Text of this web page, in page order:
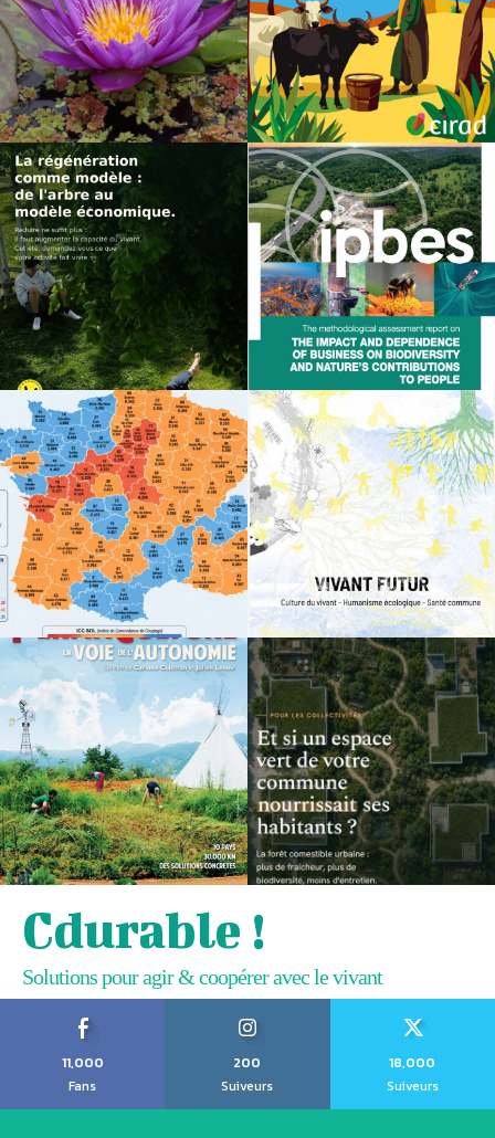
Cdurable !
Solutions pour agir & coopérer avec le vivant
11,000
Fans
200
Suiveurs
18,000
Suiveurs